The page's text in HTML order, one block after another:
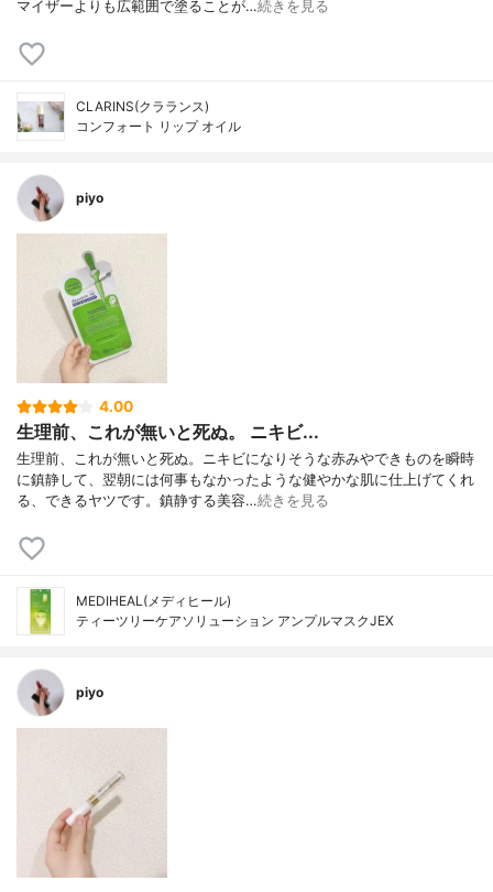
マイザーよりも広範囲で塗ることが…続きを見る
CLARINS(クラランス)
コンフォート リップ オイル
piyo
4.00
生理前、これが無いと死ぬ。 ニキビ...
生理前、これが無いと死ぬ。ニキビになりそうな赤みやできものを瞬時
に鎮静して、翌朝には何事もなかったような健やかな肌に仕上げてくれ
る、できるヤツです。鎮静する美容…続きを見る
MEDIHEAL(メディヒール)
ティーツリーケアソリューション アンプルマスクJEX
piyo